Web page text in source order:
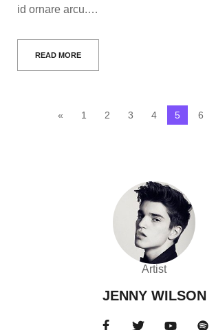
id ornare arcu.…
READ MORE
« 1 2 3 4 5 6
Artist
JENNY WILSON